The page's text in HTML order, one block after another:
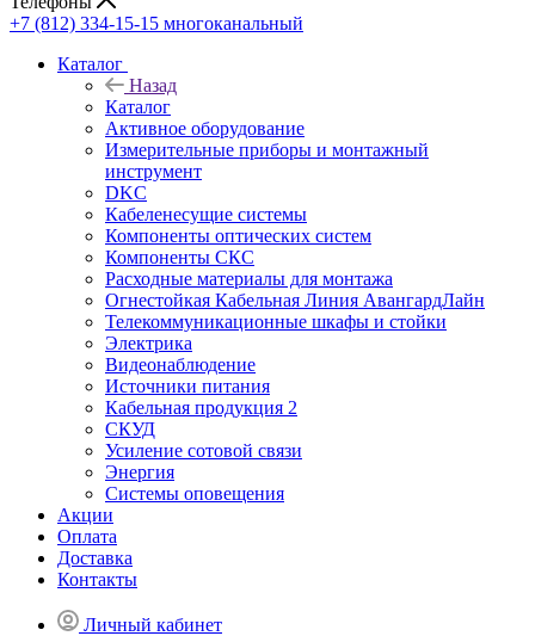
+7 (812) 334-15-15 многоканальный
Каталог
Назад
Каталог
Активное оборудование
Измерительные приборы и монтажный
инструмент
DKC
Кабеленесущие системы
Компоненты оптических систем
Компоненты СКС
Расходные материалы для монтажа
Огнестойкая Кабельная Линия АвангардЛайн
Телекоммуникационные шкафы и стойки
Электрика
Видеонаблюдение
Источники питания
Кабельная продукция 2
СКУД
Усиление сотовой связи
Энергия
Системы оповещения
Акции
Оплата
Доставка
Контакты
Личный кабинет